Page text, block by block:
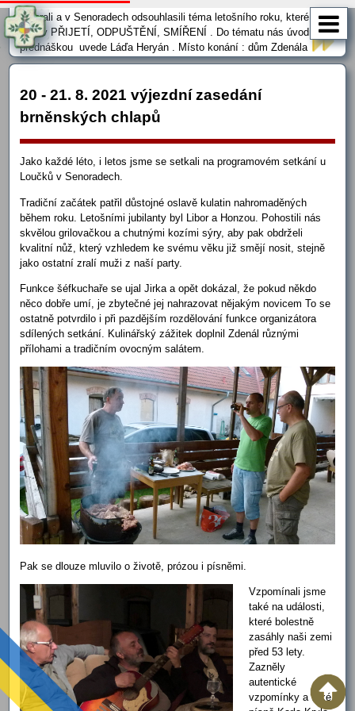
probrali a v Senoradech odsouhlasili téma letošního roku, které nese
název PŘIJETÍ, ODPUŠTĚNÍ, SMÍŘENÍ . Do tématu nás úvodní
přednáškou uvede Láďa Heryán . Místo konání : dům Zdenála
Loučky, na adrese Chaloupkova 8, podívejte se na mapa.cz . Jsou
to velmi …
20 - 21. 8. 2021 výjezdní zasedání
brněnských chlapů
Jako každé léto, i letos jsme se setkali na programovém setkání u
Loučků v Senoradech.
Tradiční začátek patřil důstojné oslavě kulatin nahromaděných
během roku. Letošními jubilanty byl Libor a Honzou. Pohostili nás
skvělou grilovačkou a chutnými kozími sýry, aby pak obdrželi
kvalitní nůž, který vzhledem ke svému věku již smějí nosit, stejně
jako ostatní zralí muži z naší party.
Funkce šéfkuchaře se ujal Jirka a opět dokázal, že pokud někdo
něco dobře umí, je zbytečné jej nahrazovat nějakým novicem To se
ostatně potvrdilo i při pazdějším rozdělování funkce organizátora
sdílených setkání. Kulinářský zážitek doplnil Zdenál různými
přílohami a tradičním ovocným salátem.
Pak se dlouze mluvilo o životě, prózou i písněmi.
Vzpomínali jsme
také na události,
které bolestně
zasáhly naši zemi
před 53 lety.
Zazněly
autentické
vzpomínky a také